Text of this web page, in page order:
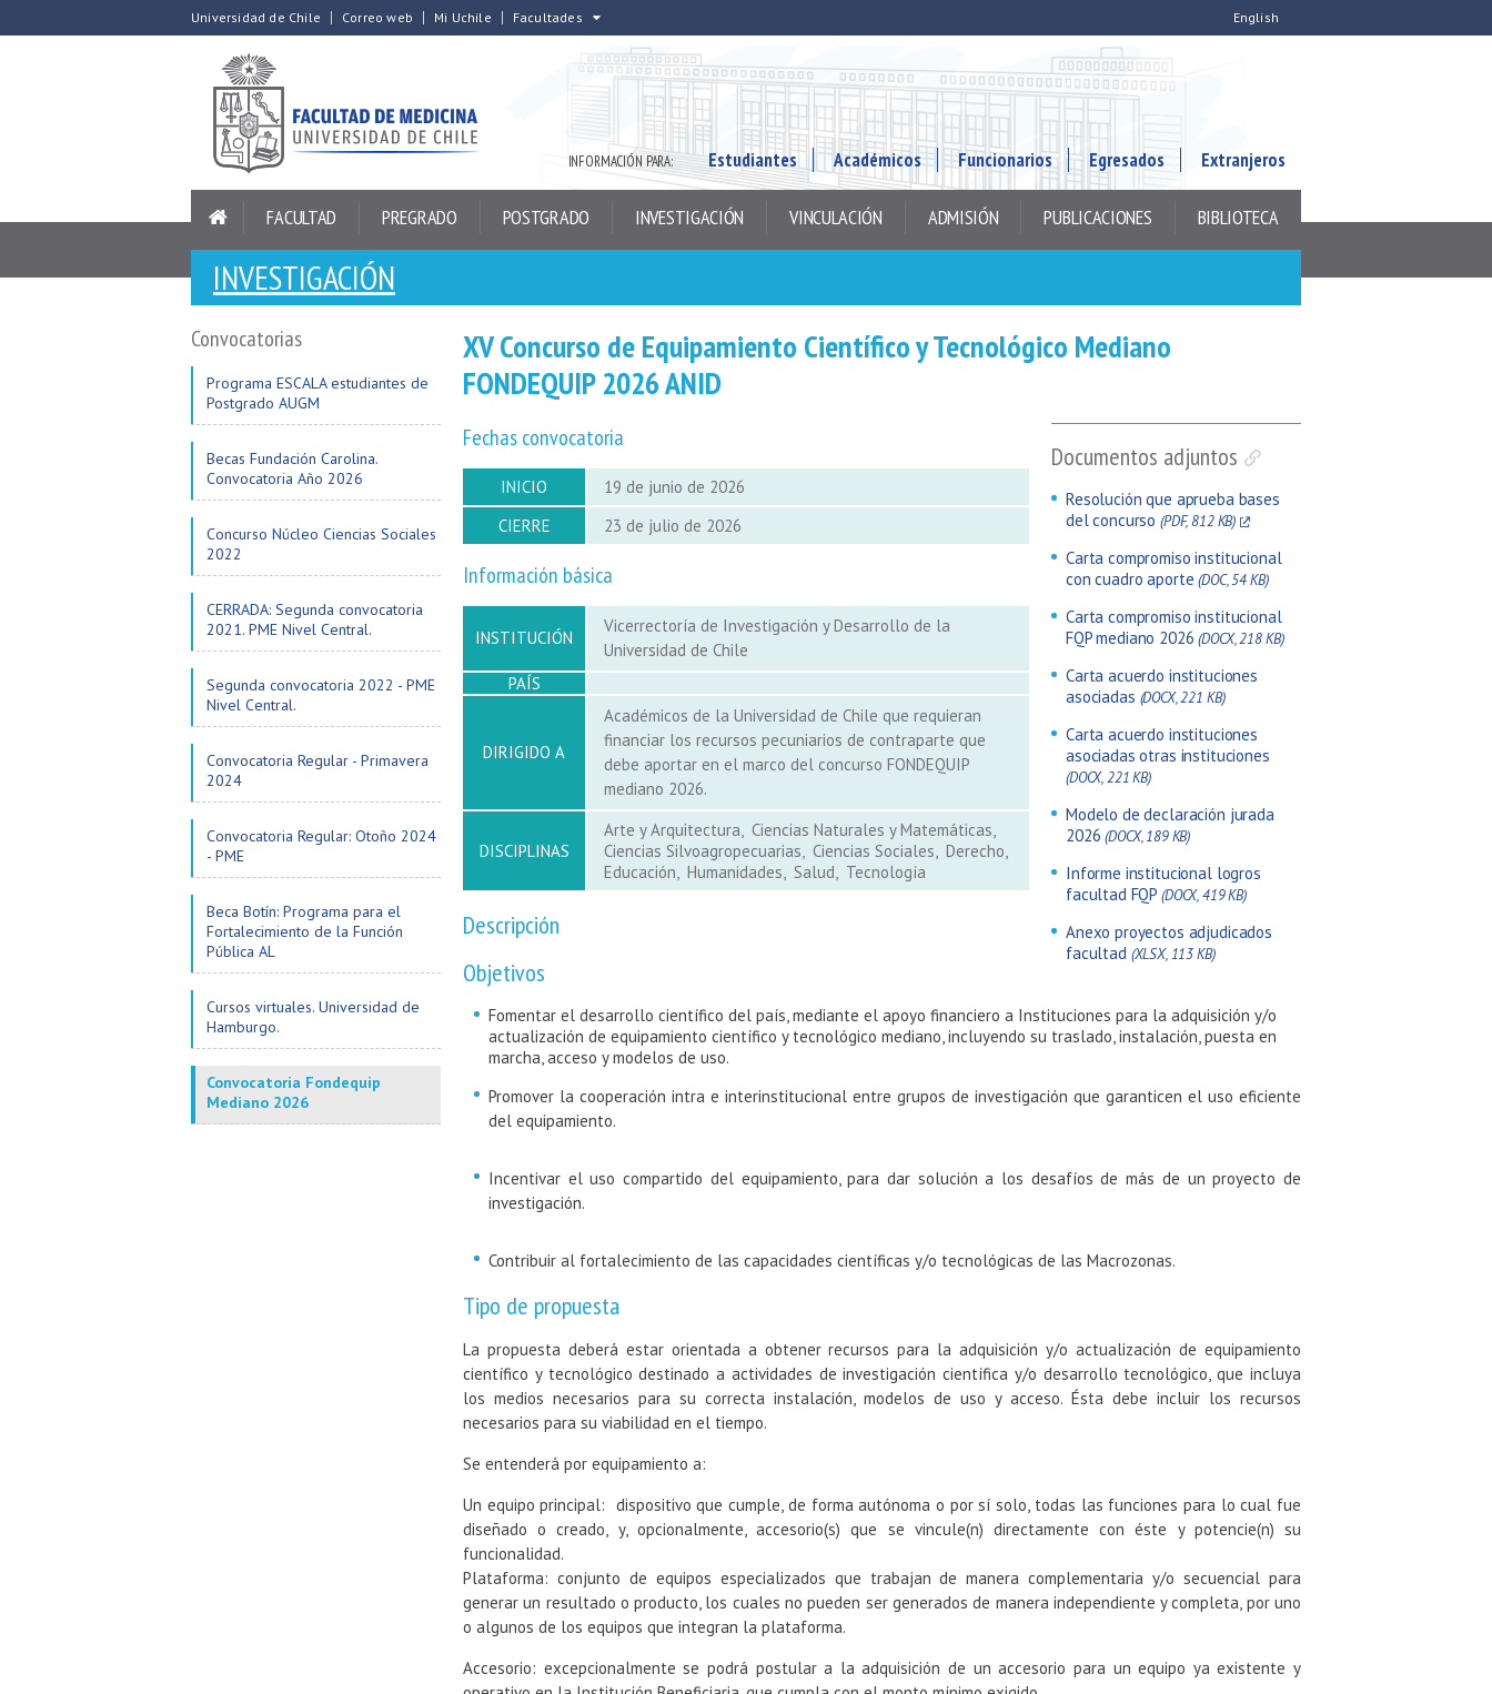
Universidad de Chile Correo web Mi Uchile Facultades English
INFORMACIÓN PARA: Estudiantes Académicos Funcionarios Egresados Extranjeros
FACULTAD PREGRADO POSTGRADO INVESTIGACIÓN VINCULACIÓN ADMISIÓN PUBLICACIONES BIBLIOTECA
INVESTIGACIÓN
Convocatorias
Programa ESCALA estudiantes de
Postgrado AUGM
Becas Fundación Carolina.
Convocatoria Año 2026
Concurso Núcleo Ciencias Sociales
2022
CERRADA: Segunda convocatoria
2021. PME Nivel Central.
Segunda convocatoria 2022 - PME
Nivel Central.
Convocatoria Regular - Primavera
2024
Convocatoria Regular: Otoño 2024
- PME
Beca Botín: Programa para el
Fortalecimiento de la Función
Pública AL
Cursos virtuales. Universidad de
Hamburgo.
Convocatoria Fondequip
Mediano 2026
XV Concurso de Equipamiento Científico y Tecnológico Mediano
FONDEQUIP 2026 ANID
Documentos adjuntos
Resolución que aprueba bases
del concurso(PDF, 812 KB)
Carta compromiso institucional
con cuadro aporte(DOC, 54 KB)
Carta compromiso institucional
FQP mediano 2026(DOCX, 218 KB)
Carta acuerdo instituciones
asociadas (DOCX, 221 KB)
Carta acuerdo instituciones
asociadas otras instituciones
(DOCX, 221 KB)
Modelo de declaración jurada
2026(DOCX, 189 KB)
Informe institucional logros
facultad FQP(DOCX, 419 KB)
Anexo proyectos adjudicados
facultad (XLSX, 113 KB)
Fechas convocatoria
INICIO
19 de junio de 2026
CIERRE
23 de julio de 2026
Información básica
INSTITUCIÓN
Vicerrectoría de Investigación y Desarrollo de la
Universidad de Chile
PAÍS
DIRIGIDO A
Académicos de la Universidad de Chile que requieran
financiar los recursos pecuniarios de contraparte que
debe aportar en el marco del concurso FONDEQUIP
mediano 2026.
DISCIPLINAS
Arte y Arquitectura Ciencias Naturales y Matemáticas
Ciencias Silvoagropecuarias Ciencias Sociales Derecho
Educación Humanidades Salud Tecnología
Descripción
Objetivos
Fomentar el desarrollo científico del país, mediante el apoyo financiero a Instituciones para la adquisición y/o
actualización de equipamiento científico y tecnológico mediano, incluyendo su traslado, instalación, puesta en
marcha, acceso y modelos de uso.
Promover la cooperación intra e interinstitucional entre grupos de investigación que garanticen el uso eficiente
del equipamiento.
Incentivar el uso compartido del equipamiento, para dar solución a los desafíos de más de un proyecto de
investigación.
Contribuir al fortalecimiento de las capacidades científicas y/o tecnológicas de las Macrozonas.
Tipo de propuesta
La propuesta deberá estar orientada a obtener recursos para la adquisición y/o actualización de equipamiento
científico y tecnológico destinado a actividades de investigación científica y/o desarrollo tecnológico, que incluya
los medios necesarios para su correcta instalación, modelos de uso y acceso. Ésta debe incluir los recursos
necesarios para su viabilidad en el tiempo.
Se entenderá por equipamiento a:
Un equipo principal: dispositivo que cumple, de forma autónoma o por sí solo, todas las funciones para lo cual fue
diseñado o creado, y, opcionalmente, accesorio(s) que se vincule(n) directamente con éste y potencie(n) su
funcionalidad.
Plataforma: conjunto de equipos especializados que trabajan de manera complementaria y/o secuencial para
generar un resultado o producto, los cuales no pueden ser generados de manera independiente y completa, por uno
o algunos de los equipos que integran la plataforma.
Accesorio: excepcionalmente se podrá postular a la adquisición de un accesorio para un equipo ya existente y